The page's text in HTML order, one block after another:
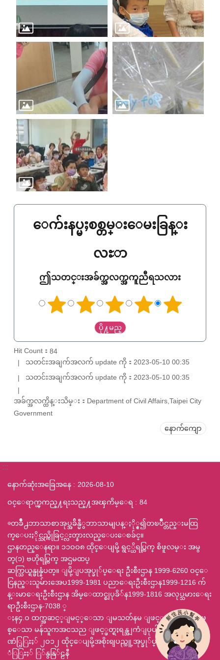
ေက်းနပ္မႈစစ္တမ္းေမးခြန္း
လႊာ
ဤသတင္းအခ်က္အလက္အကူညီရသလား
Hit Count： 84
သတင်းအချက်အလက် update ကို：2023-05-10 00:35
သတင်းအချက်အလက် update ကို：2023-05-10 00:35
အခ်က္အလက္ထိန္းသိမ္း：Department of Civil Affairs,Taipei City
Government
နောက်ကျော
:::
နောက်ဆုံးအခြေအနေ 2026-08-10
ဝင္ေရာက္ၾကည္႔ရႈသည္႔အၾကိမ္ေရ 84
◎တခ်ဳိ႕ဘာသာစာအုပ္အခ်ိန္မီွဘာသာမျပန္ႏို္င္၍တၿပိဳင္တည္းမထြ
က္ေပးႏိုင္သည္ကိုခြင့္လႊတ္နားလည္ေပးေစခ်င္။
ဌာနတည္ေနရာ။ ၁၁ဝဝ၈ ထိုင္ေပျမို့ ရွင့္ယိရပ္ကြက္ စိဖူလမ္း အမွ
တ္(၁) ဗဟိုရပ္ကြက္ အဌမထပ္
ဆက္သြယ္ရန္ဖုန္နံပတ္။ ျမို့ျပအုပ္ခု်ပ္ေရး ဦးစီးဌာန 1999-6260 ဝင္ေ
ငြနည္းသူမ်ားအေပ1999-1981 ပညာေရးဦးစီးဌာန1999-1216 က်
န္းမာေရးဦးစီးဌာန အိမ္ေထာင္စျပုခိ်န1999-1816 အလုပ္သမားေရး
ရာဦးစီးဌာန-7038 ္
ႈန၄.ဝ ထက္အဆင့္ျမင့္ေသာ ျမသတ်နမ ျဖင့္ 800x600 ျဖ
စ္ေသာ မန်သူကအငသည ျဖင့္ဖတ္ရႈရန္အျကံျပုပါသည္ ဃဥ
ဏံြ့ြႊႈ် ၂ဝ၁၂ ထိုင္ေပျမို့အစိုးရျပည္သူ့အုပ္ခု်ပ္ေရးဌာနဗူူ
ံြြႊႈ် ြ်နွနြ်ဠနီ